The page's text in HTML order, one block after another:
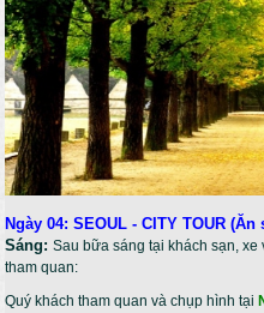
Ngày 04: SEOUL - CITY TOUR
Sáng:Sau bữa sáng tại khách sạn,
tham quan:
Quý khách tham quan và chụp hình tại